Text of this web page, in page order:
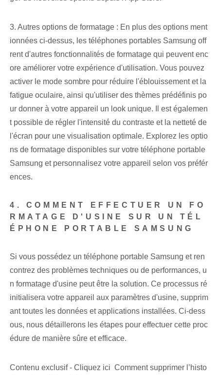
3. Autres options de formatage : En plus des options ment
ionnées ci-dessus, les téléphones portables Samsung off
rent d'autres fonctionnalités de formatage qui peuvent enc
ore améliorer votre expérience d'utilisation. Vous pouvez
activer le mode sombre pour réduire l'éblouissement et la
fatigue oculaire, ainsi qu'utiliser des thèmes prédéfinis po
ur donner à votre appareil un look unique. Il est égalemen
t possible de régler l'intensité du contraste et la netteté de
l'écran pour une visualisation optimale. Explorez les optio
ns de formatage disponibles sur votre téléphone portable
Samsung et personnalisez votre appareil selon vos préfér
ences.
4. COMMENT EFFECTUER UN FO
RMATAGE D'USINE SUR UN TÉL
ÉPHONE PORTABLE SAMSUNG
Si vous possédez un téléphone portable Samsung et ren
contrez des problèmes techniques ou de performances, u
n formatage d'usine peut être la solution. Ce processus ré
initialisera votre appareil aux paramètres d'usine, supprim
ant toutes les données et applications installées. Ci-dess
ous, nous détaillerons les étapes pour effectuer cette proc
édure de manière sûre et efficace.
Contenu exclusif - Cliquez ici Comment supprimer l’histo